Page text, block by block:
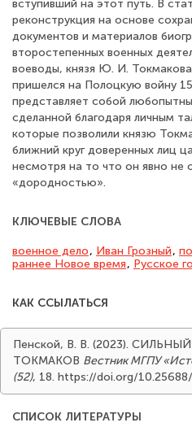
вступивший на этот путь. В
реконструкция на основе
документов и материалов
второстепенных военных
воеводы, князя Ю. И.
пришелся на Полоцкую войну
представляет собой
сделанной благодаря личным
которые позволили князю
ближний круг доверенных лиц
несмотря на то что он явно не
«дородностью».
КЛЮЧЕВЫЕ СЛОВА
военное дело, Иван Грозный,
раннее Новое время, Русское
КАК ССЫЛАТЬСЯ
Пенской, В. В. (2023).
ТОКМАКОВ Вестник МГПУ
(52), 18. https://doi.org/
СПИСОК ЛИТЕРАТУРЫ